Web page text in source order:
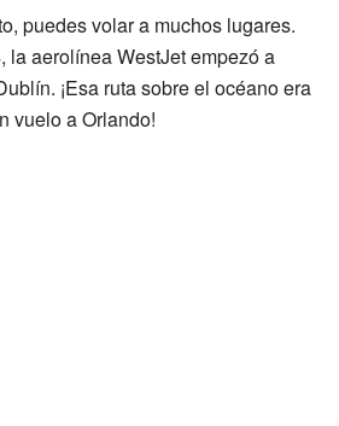
puedes volar a muchos lugares.
la aerolínea WestJet empezó a
¡Esa ruta sobre el océano era
vuelo a Orlando!